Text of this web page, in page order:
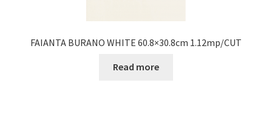
FAIANTA BURANO WHITE 60.8×30.8cm 1.12mp/CUT
Read more